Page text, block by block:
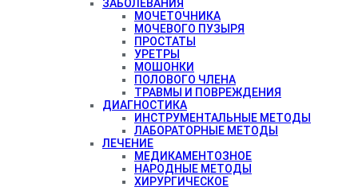
ЗАБОЛЕВАНИЯ
МОЧЕТОЧНИКА
МОЧЕВОГО ПУЗЫРЯ
ПРОСТАТЫ
УРЕТРЫ
МОШОНКИ
ПОЛОВОГО ЧЛЕНА
ТРАВМЫ И ПОВРЕЖДЕНИЯ
ДИАГНОСТИКА
ИНСТРУМЕНТАЛЬНЫЕ МЕТОДЫ
ЛАБОРАТОРНЫЕ МЕТОДЫ
ЛЕЧЕНИЕ
МЕДИКАМЕНТОЗНОЕ
НАРОДНЫЕ МЕТОДЫ
ХИРУРГИЧЕСКОЕ